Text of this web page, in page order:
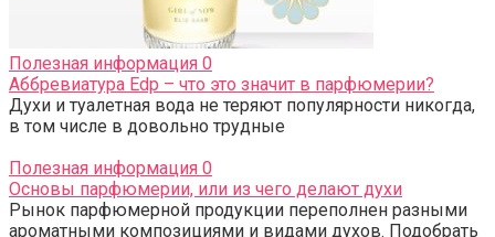
Полезная информация 0
Аббревиатура Edp – что это значит в парфюмерии?
Духи и туалетная вода не теряют популярности никогда,
в том числе в довольно трудные
Полезная информация 0
Основы парфюмерии, или из чего делают духи
Рынок парфюмерной продукции переполнен разными
ароматными композициями и видами духов. Подобрать